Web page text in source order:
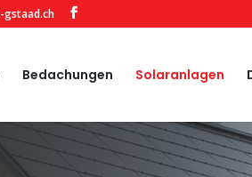
gstaad.ch
Bedachungen Solaranlagen